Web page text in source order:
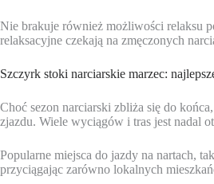
Nie brakuje również możliwości relaksu
relaksacyjne czekają na zmęczonych
Szczyrk stoki narciarskie marzec:
Choć sezon narciarski zbliża się do
zjazdu. Wiele wyciągów i tras jest nadal
Popularne miejsca do jazdy na nartach,
przyciągając zarówno lokalnych